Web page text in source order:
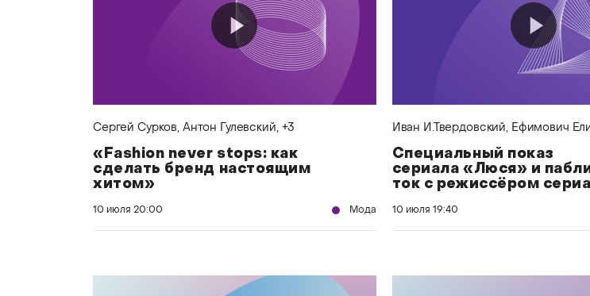
Сергей Сурков, Антон Гулевский, +3
«Fashion never stops: как
сделать бренд настоящим
хитом»
10 июля 20:00 Мода
Иван И.Твердовский, Ефимович
Специальный показ
сериала «Люся» и
ток с режиссёром
креативным
10 июля 19:40